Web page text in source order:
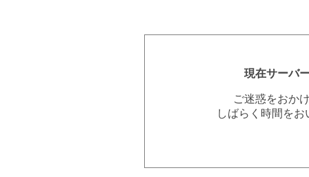
現在サーバ
ご迷惑をおか
しばらく時間を